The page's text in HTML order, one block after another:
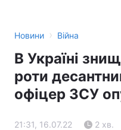
Новини › Війна
В Україні
роти
офіцер ЗСУ
21:31, 16.07.22 2 хв.